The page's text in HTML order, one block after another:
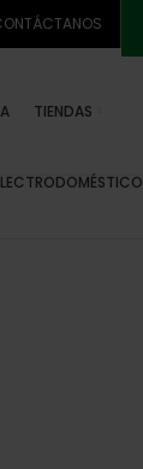
TIENDAS